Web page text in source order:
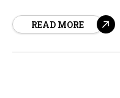
residencias. La
READ MORE